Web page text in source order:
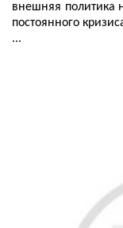
внешняя политика
постоянного
...